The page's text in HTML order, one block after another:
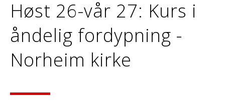
Høst 26-vår 27: Kurs i
åndelig fordypning -
Norheim kirke